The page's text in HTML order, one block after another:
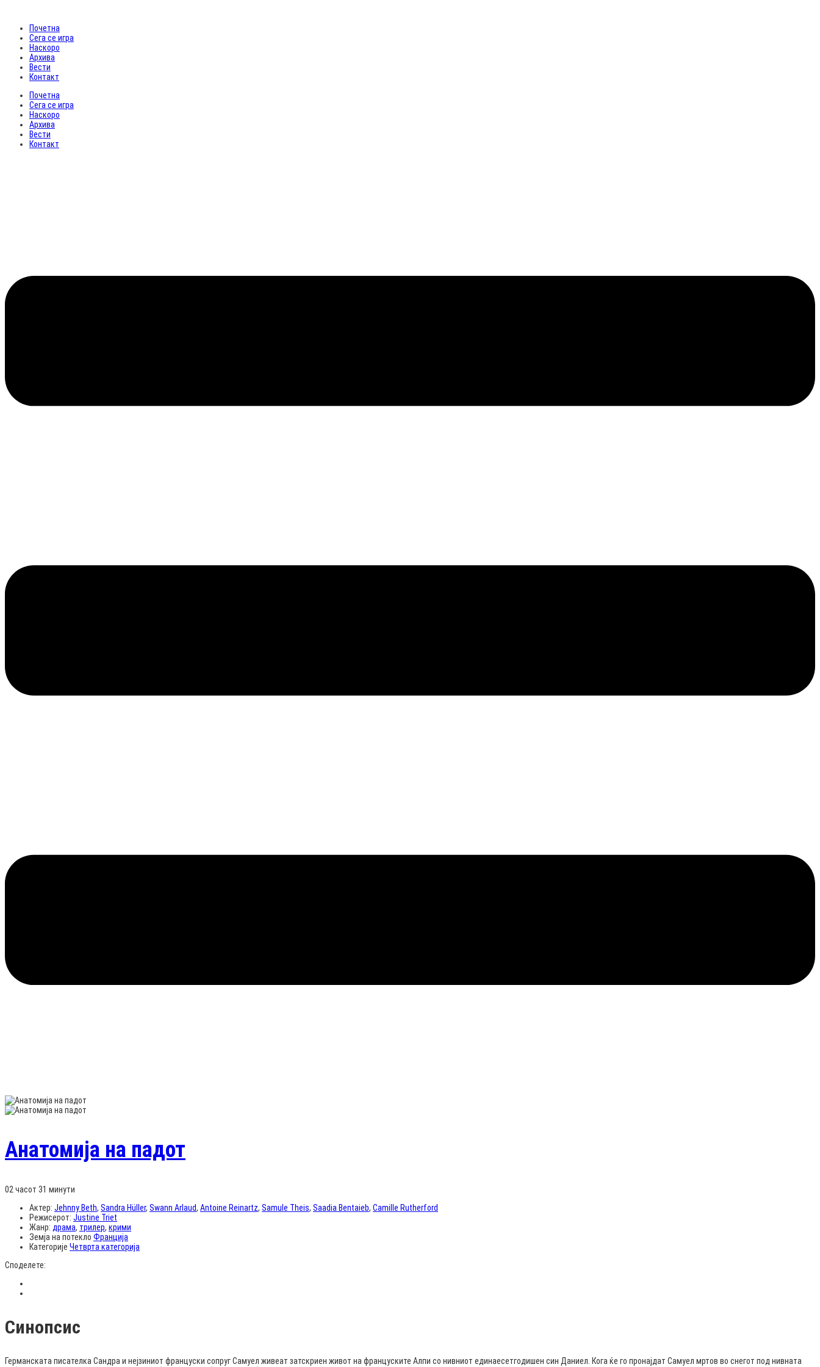
Почетна
Сега се игра
Наскоро
Архива
Вести
Контакт
Почетна
Сега се игра
Наскоро
Архива
Вести
Контакт
Анатомија на падот
02 часот 31 минути
Актер: Jehnny Beth, Sandra Hüller, Swann Arlaud, Antoine Reinartz, Samule Theis, Saadia Bentaieb, Camille Rutherford
Режисерот: Justine Triet
Жанр: драма, трилер, крими
Земја на потекло Франција
Категорије Четврта категорија
Споделете:
Синопсис
Германската писателка Сандра и нејзиниот француски сопруг Самуел живеат затскриен живот на француските Алпи со нивниот единаесетгодишен син Даниел. Кога ќе го пронајдат Самуел мртов во снегот под нивната